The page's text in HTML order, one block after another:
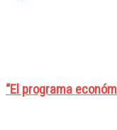
“El programa